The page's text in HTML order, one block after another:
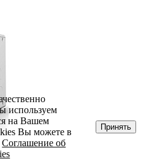
используем
на Вашем
Вы можете в
Соглашение об
Принять